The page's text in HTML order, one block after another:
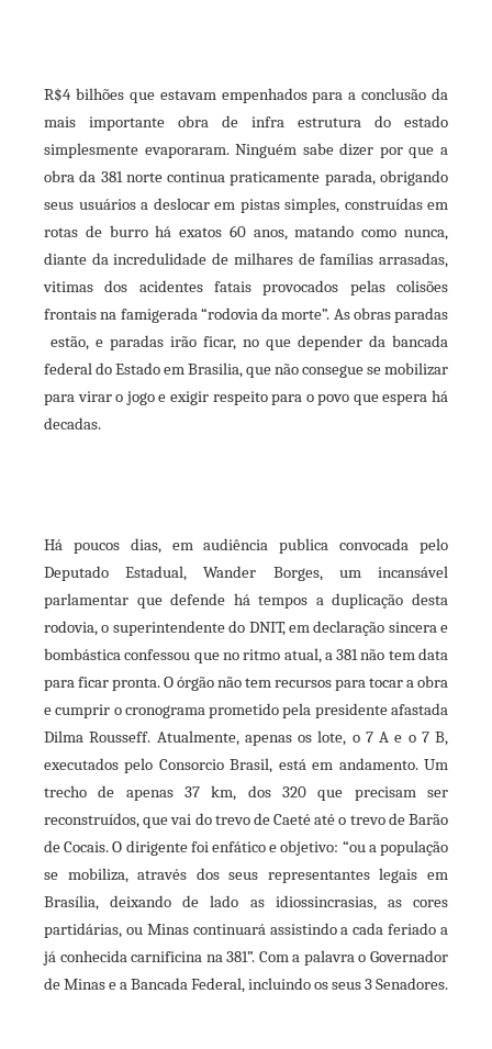
R$4 bilhões que estavam empenhados para a conclusão da
mais importante obra de infra estrutura do estado
simplesmente evaporaram. Ninguém sabe dizer por que a
obra da 381 norte continua praticamente parada, obrigando
seus usuários a deslocar em pistas simples, construídas em
rotas de burro há exatos 60 anos, matando como nunca,
diante da incredulidade de milhares de famílias arrasadas,
vitimas dos acidentes fatais provocados pelas colisões
frontais na famigerada “rodovia da morte”. As obras paradas
estão, e paradas irão ficar, no que depender da bancada
federal do Estado em Brasilia, que não consegue se mobilizar
para virar o jogo e exigir respeito para o povo que espera há
decadas.
Há poucos dias, em audiência publica convocada pelo
Deputado Estadual, Wander Borges, um incansável
parlamentar que defende há tempos a duplicação desta
rodovia, o superintendente do DNIT, em declaração sincera e
bombástica confessou que no ritmo atual, a 381 não tem data
para ficar pronta. O órgão não tem recursos para tocar a obra
e cumprir o cronograma prometido pela presidente afastada
Dilma Rousseff. Atualmente, apenas os lote, o 7 A e o 7 B,
executados pelo Consorcio Brasil, está em andamento. Um
trecho de apenas 37 km, dos 320 que precisam ser
reconstruídos, que vai do trevo de Caeté até o trevo de Barão
de Cocais. O dirigente foi enfático e objetivo: “ou a população
se mobiliza, através dos seus representantes legais em
Brasília, deixando de lado as idiossincrasias, as cores
partidárias, ou Minas continuará assistindo a cada feriado a
já conhecida carnificina na 381”. Com a palavra o Governador
de Minas e a Bancada Federal, incluindo os seus 3 Senadores.